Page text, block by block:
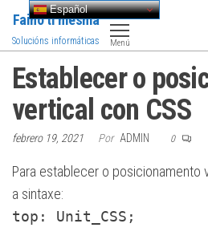
Saltar
contenido
Faino ti mesma
Solucións informáticas Menú
Establecer o
vertical con CSS
febrero 19, 2021 Por ADMIN 0
Para establecer o posicionamento
a sintaxe:
top: Unit_CSS;
Español